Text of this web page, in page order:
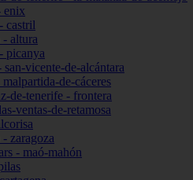
enix
castril
- altura
picanya
san-vicente-de-alcántara
malpartida-de-cáceres
de-tenerife - frontera
ventas-de-retamosa
zaragoza
- maó-mahón